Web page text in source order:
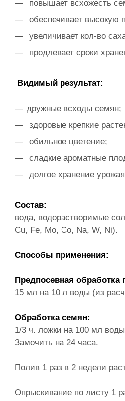
повышает всхожесть
обеспечивает высокую
увеличивает кол-во
продлевает сроки
Видимый результат:
дружные всходы семян;
здоровые крепкие
обильное цветение;
сладкие ароматные
долгое хранение
Состав:
вода, водорастворимые
Cu, Fe, Mo, Co, Na, W, Ni).
Способы применения:
Предпосевная обработка
15 мл на 10 л воды (из
Обработка семян:
1/3 ч. ложки на 100 мл
Замочить на 24 часа.
Полив 1 раз в 2 недели
Опрыскивание по листу 1